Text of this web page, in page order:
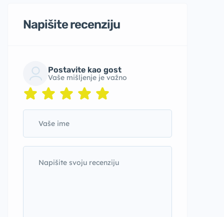
Napišite recenziju
Postavite kao gost
Vaše mišljenje je važno